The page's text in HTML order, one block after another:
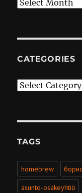
Archives
CATEGORIES
Categories
TAGS
homebrew
asunto-osakeyhtiö